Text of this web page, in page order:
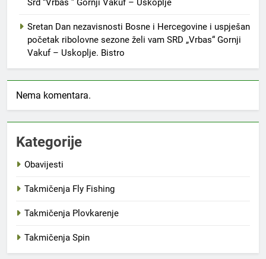
Srd “Vrbas ” Gornji Vakuf – Uskoplje
Sretan Dan nezavisnosti Bosne i Hercegovine i uspješan
početak ribolovne sezone želi vam SRD „Vrbas“ Gornji
Vakuf – Uskoplje. Bistro
Nema komentara.
Kategorije
Obavijesti
Takmičenja Fly Fishing
Takmičenja Plovkarenje
Takmičenja Spin